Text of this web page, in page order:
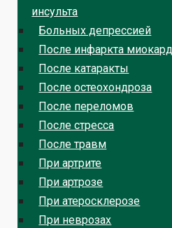
инсульта
Больных депрессией
После инфаркта
После катаракты
После остеохондроза
После переломов
После стресса
После травм
При артрите
При артрозе
При атеросклерозе
При неврозах